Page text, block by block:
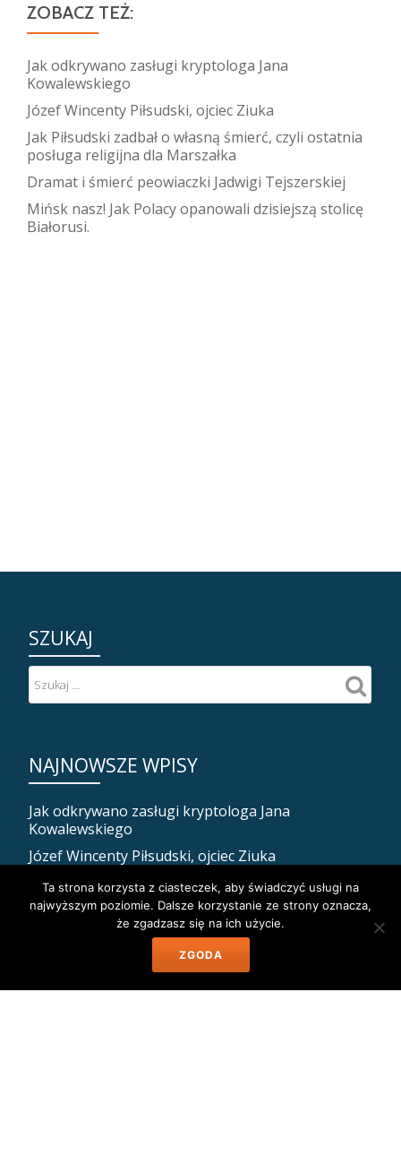
ZOBACZ TEŻ:
Jak odkrywano zasługi kryptologa Jana
Kowalewskiego
Józef Wincenty Piłsudski, ojciec Ziuka
Jak Piłsudski zadbał o własną śmierć, czyli ostatnia
posługa religijna dla Marszałka
Dramat i śmierć peowiaczki Jadwigi Tejszerskiej
Mińsk nasz! Jak Polacy opanowali dzisiejszą stolicę
Białorusi.
SZUKAJ
NAJNOWSZE WPISY
Jak odkrywano zasługi kryptologa Jana
Kowalewskiego
Józef Wincenty Piłsudski, ojciec Ziuka
Jak Piłsudski zadbał o własną śmierć, czyli ostatnia
posługa religijna dla Marszałka
Dramat i śmierć peowiaczki Jadwigi Tejszerskiej
Mińsk nasz! Jak Polacy opanowali dzisiejszą stolicę
Ta strona korzysta z ciasteczek, aby świadczyć usługi na
najwyższym poziomie. Dalsze korzystanie ze strony oznacza,
że zgadzasz się na ich użycie.
ZGODA